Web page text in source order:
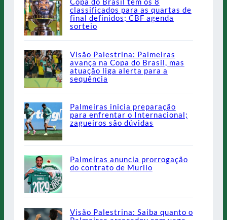
classificados para as quartas de
final definidos; CBF agenda
sorteio
Visão Palestrina: Palmeiras
avança na Copa do Brasil, mas
atuação liga alerta para a
sequência
Palmeiras inicia preparação
para enfrentar o Internacional;
zagueiros são dúvidas
Palmeiras anuncia prorrogação
do contrato de Murilo
Visão Palestrina: Saiba quanto o